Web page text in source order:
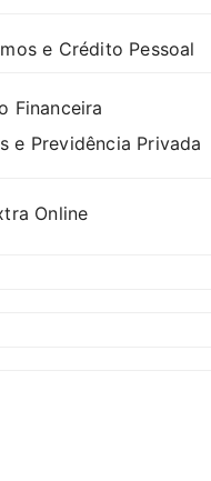
e Crédito Pessoal
Financeira
e Previdência Privada
Online